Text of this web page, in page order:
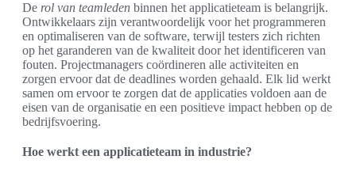
De rol van teamleden binnen het applicatieteam is belangrijk.
Ontwikkelaars zijn verantwoordelijk voor het programmeren
en optimaliseren van de software, terwijl testers zich richten
op het garanderen van de kwaliteit door het identificeren van
fouten. Projectmanagers coördineren alle activiteiten en
zorgen ervoor dat de deadlines worden gehaald. Elk lid werkt
samen om ervoor te zorgen dat de applicaties voldoen aan de
eisen van de organisatie en een positieve impact hebben op de
bedrijfsvoering.
Hoe werkt een applicatieteam in industrie?